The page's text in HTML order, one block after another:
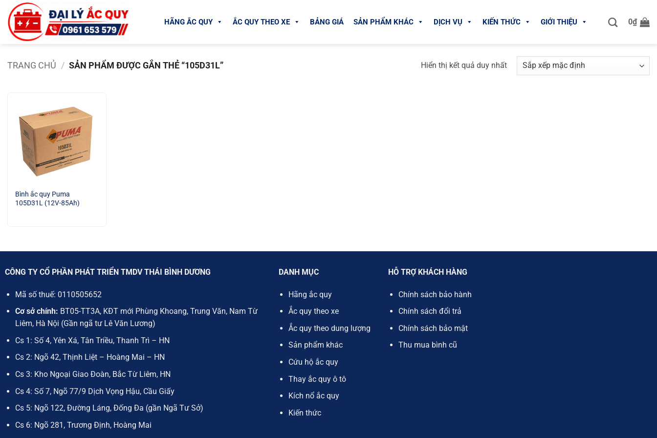
qua
nội
HÃNG ẮC QUY ẮC QUY THEO XE BẢNG GIÁ SẢN PHẨM KHÁC DỊCH VỤ KIẾN THỨC GIỚI THIỆU 0₫
TRANG CHỦ / SẢN PHẨM ĐƯỢC GẮN THẺ “105D31L” Hiển thị kết quả duy nhất
Bình ắc quy Puma
105D31L (12V-85Ah)
CÔNG TY CỔ PHẦN PHÁT TRIỂN TMDV THÁI BÌNH DƯƠNG
Mã số thuế: 0110505652
Cơ sở chính: BT05-TT3A, KĐT mới Phùng Khoang, Trung Văn, Nam Từ
Liêm, Hà Nội (Gần ngã tư Lê Văn Lương)
Cs 1: Số 4, Yên Xá, Tân Triều, Thanh Trì – HN
Cs 2: Ngõ 42, Thịnh Liệt – Hoàng Mai – HN
Cs 3: Kho Ngoại Giao Đoàn, Bắc Từ Liêm, HN
Cs 4: Số 7, Ngõ 77/9 Dịch Vọng Hậu, Cầu Giấy
Cs 5: Ngõ 122, Đường Láng, Đống Đa (gần Ngã Tư Sở)
Cs 6: Ngõ 281, Trương Định, Hoàng Mai
DANH MỤC
Hãng ắc quy
Ắc quy theo xe
Ắc quy theo dung lượng
Sản phẩm khác
Cứu hộ ắc quy
Thay ắc quy ô tô
Kích nổ ắc quy
Kiến thức
HỖ TRỢ KHÁCH HÀNG
Chính sách bảo hành
Chính sách đổi trả
Chính sách bảo mật
Thu mua bình cũ